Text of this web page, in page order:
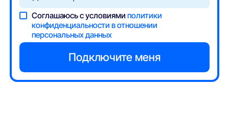
Соглашаюсь с условиямиполитики
конфиденциальности в отношении
персональных данных